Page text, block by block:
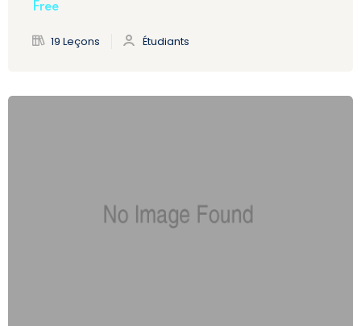
Free
19 Leçons Étudiants